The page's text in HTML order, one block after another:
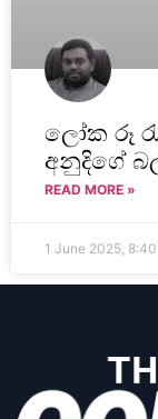
ලෝක රූ
අනුදිගේ
READ MORE »
1 June 2025, 8:40